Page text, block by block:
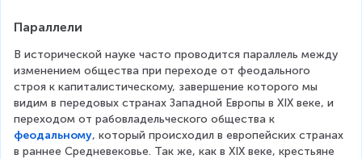
Параллели
В исторической науке часто проводится параллель между
изменением общества при переходе от феодального
строя к капиталистическому, завершение которого мы
видим в передовых странах Западной Европы в XIX веке, и
переходом от рабовладельческого общества к
феодальному, который происходил в европейских странах
в раннее Средневековье. Так же, как в XIX веке, крестьяне